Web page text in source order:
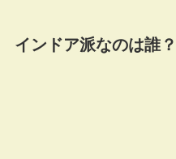
インドア派なのは誰？